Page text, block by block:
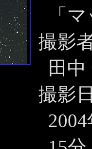
「
撮影
田
撮影